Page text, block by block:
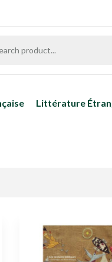
Littérature